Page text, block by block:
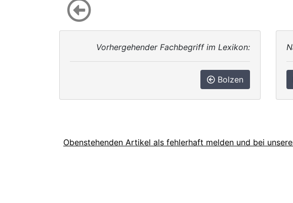
Vorhergehender Fachbegriff im Lexikon:
Bolzen
Obenstehenden Artikel als fehlerhaft melden und bei